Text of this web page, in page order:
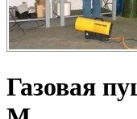
Газовая